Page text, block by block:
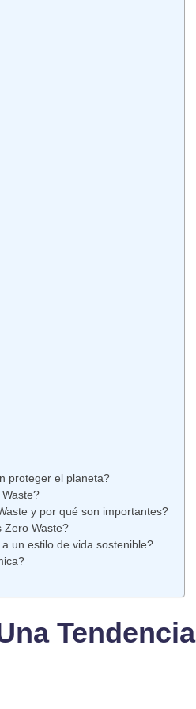
proteger el planeta?
y por qué son importantes?
Zero Waste?
un estilo de vida sostenible?
Tendencia